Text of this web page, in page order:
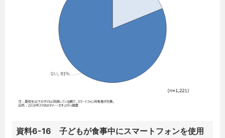
資料6-16 子どもが食事中にスマートフォンを使用